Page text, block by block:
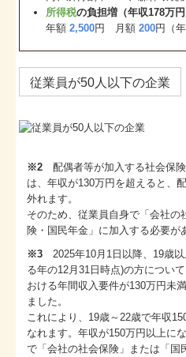
所得税の負担増（年収178万円
年額2,500円 月額200円（
従業員が50人以下の企業
※2 配偶者等が加入する社会保
は、年収が130万円を超えると、
外れます。
そのため、従業員自身で「会社
険・国民年金」に加入する必要が
※3 2025年10月1日以降、19歳
る年の12月31日時点)の方につい
おける年間収入要件が130万円未
ました。
これにより、19歳～22歳で年収
なれます。年収が150万円以上に
で「会社の社会保険」または「国